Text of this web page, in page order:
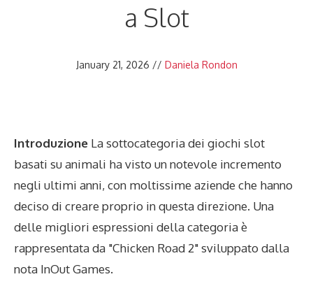
a Slot
January 21, 2026 // Daniela Rondon
Introduzione La sottocategoria dei giochi slot
basati su animali ha visto un notevole incremento
negli ultimi anni, con moltissime aziende che hanno
deciso di creare proprio in questa direzione. Una
delle migliori espressioni della categoria è
rappresentata da "Chicken Road 2" sviluppato dalla
nota InOut Games.